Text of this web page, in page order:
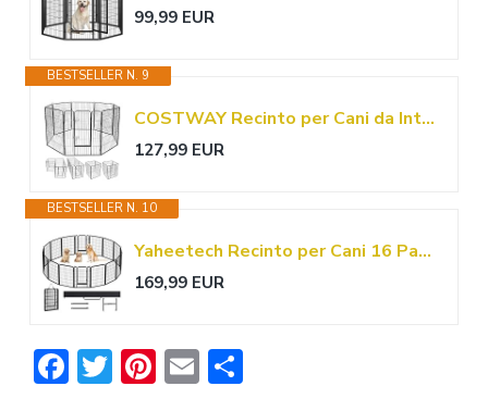
99,99 EUR
BESTSELLER N. 9
COSTWAY Recinto per Cani da Interno ed Esterno, Recinzione per Animali Domestici con 8 Pannelli di Metallo, Box per Cani, Gatti e Conigli (80 x 100 cm)
127,99 EUR
BESTSELLER N. 10
Yaheetech Recinto per Cani 16 Pannelli 68 x 100 cm in Metallo Nero
169,99 EUR
F T Pi E C